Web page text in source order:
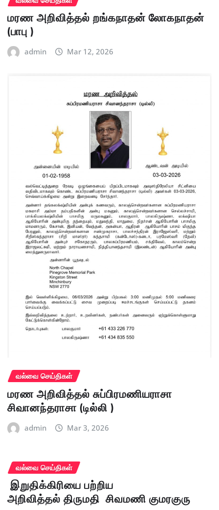
மரண அறிவித்தல் றங்கநாதன் லோகநாதன்
(பாபு )
admin Mar 12, 2026
வல்வை செய்திகள்
மரண அறிவித்தல் சுப்பிரமணியராசா
சிவானந்தராசா (டில்லி )
admin Mar 3, 2026
வல்வை செய்திகள்
இறுதிக்கிரியை பற்றிய
அறிவித்தல் திருமதி சிவமணி குமரகுரு